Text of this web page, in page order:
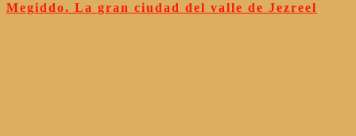
Megiddo. La gran ciudad del valle de Jezreel